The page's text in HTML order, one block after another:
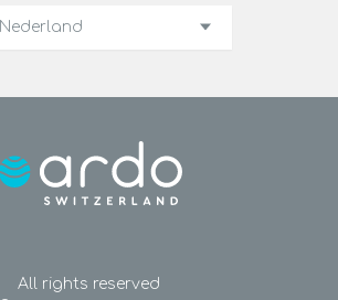
Nederland
All rights reserved